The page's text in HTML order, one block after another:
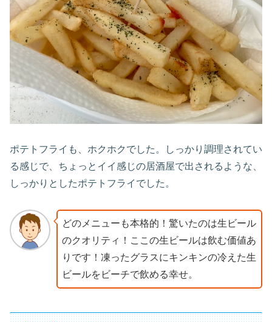
ポテトフライも、ホクホクでした。しっかり調理されてい
る感じで、ちょっとイイ感じの居酒屋で出されるような、
しっかりとしたポテトフライでした。
どのメニューも本格的！驚いたのは生ビール
のクオリティ！ここの生ビールは飲む価値あ
りです！凍ったグラスにキンキンの冷えた生
ビールをビーチで飲める幸せ。